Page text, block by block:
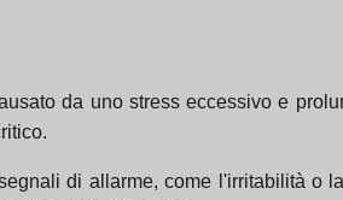
da uno stress eccessivo e
di allarme, come l'irritabilità o